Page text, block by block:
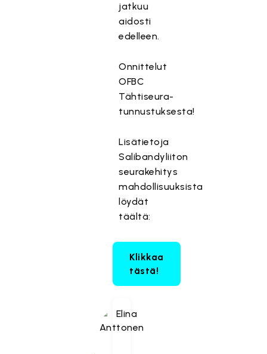
jatkuu
aidosti
edelleen.
Onnittelut
OFBC
Tähtiseura-
tunnustuksesta!
Lisätietoja
Salibandyliiton
seurakehitys
mahdollisuuksista
löydät
täältä:
Klikkaa
tästä!